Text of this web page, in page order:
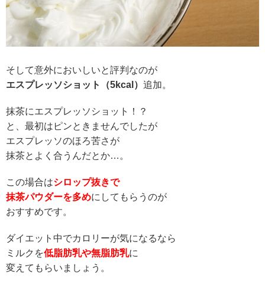
そして意外においしいと評判なのが
エスプレッソショット（5kcal） 追加。
抹茶にエスプレッソショット！？
と、最初はピンときませんでしたが
エスプレッソのほろ苦さが
抹茶とよく合うんだとか…。
この場合はシロップ抜きで
抹茶パウダーを多めにしてもらうのが
おすすめです。
ダイエット中でカロリーが気になるなら
ミルクを低脂肪乳や無脂肪乳に
変えてもらいましょう。